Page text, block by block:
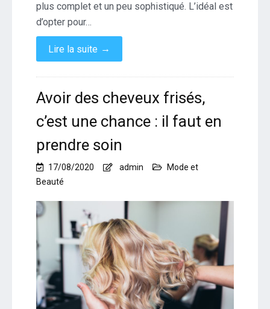
plus complet et un peu sophistiqué. L’idéal est
d’opter pour…
Lire la suite →
Avoir des cheveux frisés,
c’est une chance : il faut en
prendre soin
17/08/2020 admin
Mode et
Beauté